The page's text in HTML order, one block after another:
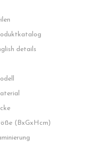
details
(BxGxHcm)